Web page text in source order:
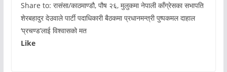
Share to: रासंसा/काठमाण्डौ, पौष २६, मुलुकमा नेपाली काँग्रेसका सभापति
शेरबहादुर देउवाले पार्टी पदाधिकारी बैठकमा प्रधानमन्त्री पुष्पकमल दाहाल
‘प्रचण्ड’लाई विश्वासको मत
Like